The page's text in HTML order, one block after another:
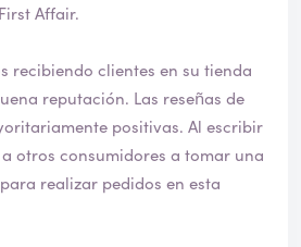
Affair.
recibiendo clientes en su tienda
Las reseñas de
positivas. Al escribir
otros consumidores a tomar una
realizar pedidos en esta